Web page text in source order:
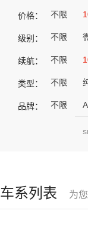
价格： 不限
级别： 不限
续航： 不限
类型： 不限
品牌： 不限 A
车系列表 为